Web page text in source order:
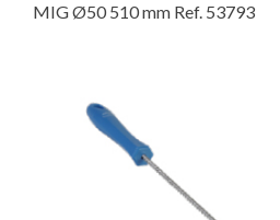
MIG Ø50 510 mm Ref. 53793